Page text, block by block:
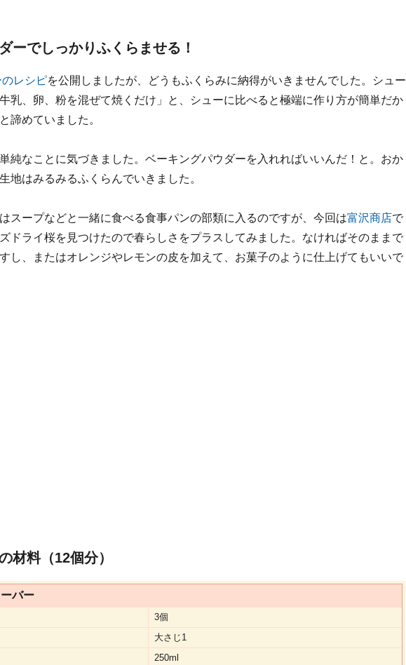
ーでしっかりふくらませる！
レシピを公開しましたが、どうもふくらみに納得がいきませんでした。シュー
乳、卵、粉を混ぜて焼くだけ」と、シューに比べると極端に作り方が簡単だか
諦めていました。
純なことに気づきました。ベーキングパウダーを入れればいいんだ！と。おか
地はみるみるふくらんでいきました。
スープなどと一緒に食べる食事パンの部類に入るのですが、今回は富沢商店で
ドライ桜を見つけたので春らしさをプラスしてみました。なければそのままで
し、またはオレンジやレモンの皮を加えて、お菓子のように仕上げてもいいで
材料（12個分）
バー
3個
大さじ1
250ml